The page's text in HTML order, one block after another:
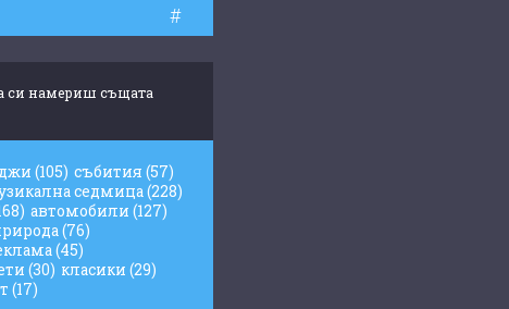
#
си намериш същата
(105) събития (57)
седмица(228)
автомобили (127)
(76)
(45)
(30) класики (29)
(17)